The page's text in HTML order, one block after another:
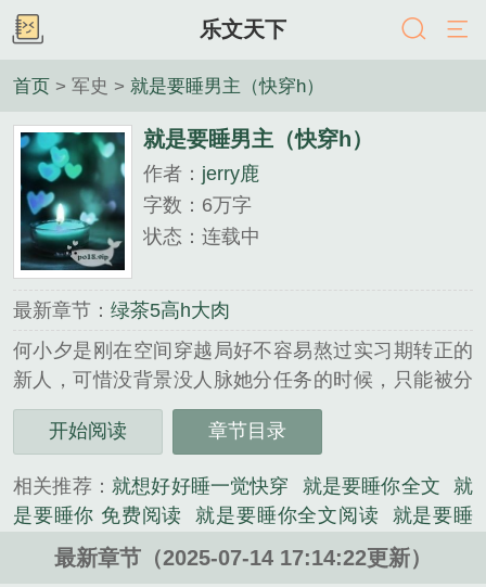
乐文天下
首页 > 军史 > 就是要睡男主（快穿h）
就是要睡男主（快穿h）
作者： jerry鹿
字数：6万字
状态：连载中
最新章节： 绿茶5高h大肉
何小夕是刚在空间穿越局好不容易熬过实习期转正的
新人，可惜没背景没人脉她分任务的时候，只能被分
派没人要的坏心眼儿的作妖女配，她的任务就是要努
力作妖当好配角，衬托女主白莲花到善良不做作。原
《就是要睡男主（快穿h）》是jerry鹿精心创作的军史
类小说。
开始阅读 章节目录
相关推荐： 就想好好睡一觉快穿 就是要睡你全文
就
是要睡你 免费阅读
就是要睡你全文阅读
就是要睡
你 1v1短篇集
就是要睡你全文免费阅读 就是要睡
就是要睡你beac全文阅读 就是要睡男主 全文
最新章节（2025-07-14 17:14:22更新）